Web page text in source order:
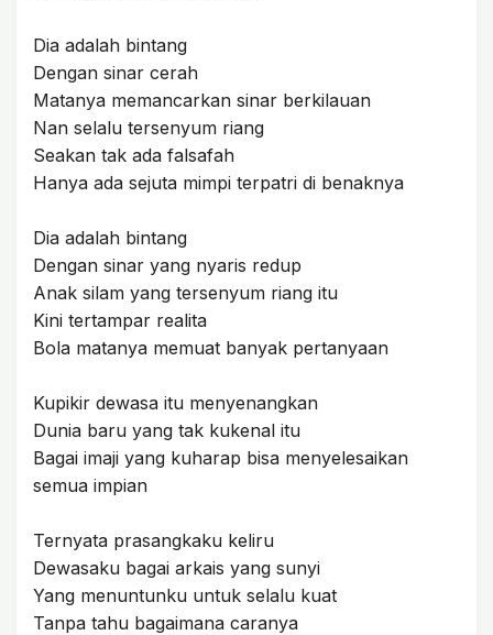
Dia adalah bintang
Dengan sinar cerah
Matanya memancarkan sinar berkilauan
Nan selalu tersenyum riang
Seakan tak ada falsafah
Hanya ada sejuta mimpi terpatri di benaknya
Dia adalah bintang
Dengan sinar yang nyaris redup
Anak silam yang tersenyum riang itu
Kini tertampar realita
Bola matanya memuat banyak pertanyaan
Kupikir dewasa itu menyenangkan
Dunia baru yang tak kukenal itu
Bagai imaji yang kuharap bisa menyelesaikan
semua impian
Ternyata prasangkaku keliru
Dewasaku bagai arkais yang sunyi
Yang menuntunku untuk selalu kuat
Tanpa tahu bagaimana caranya